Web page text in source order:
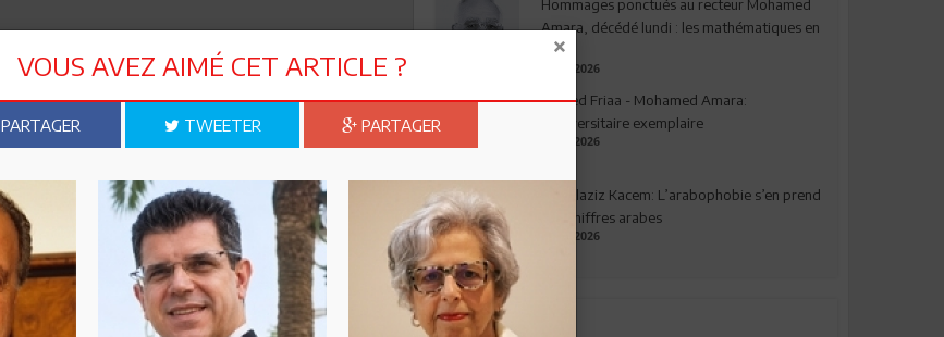
Hommages ponctués au recteur Mohamed
Amara, décédé lundi : les mathématiques en
deuil
03.08.2026
Ahmed Friaa - Mohamed Amara:
l’Universitaire exemplaire
04.08.2026
Abdelaziz Kacem: L’arabophobie s’en prend
aux chiffres arabes
09.07.2026
VOUS AVEZ AIMÉ CET ARTICLE ?
PARTAGER TWEETER PARTAGER